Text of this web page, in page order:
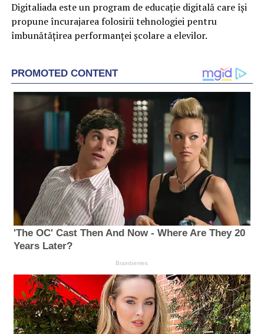
Digitaliada este un program de educație digitală care își
propune încurajarea folosirii tehnologiei pentru
îmbunătățirea performanței școlare a elevilor.